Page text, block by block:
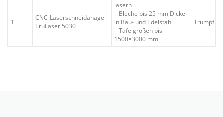
1
CNC-Laserschneidanage
TruLaser 5030
lasern
– Bleche bis 25 mm Dicke
in Bau- und Edelstahl
– Tafelgrößen bis
1500×3000 mm
Trumpf